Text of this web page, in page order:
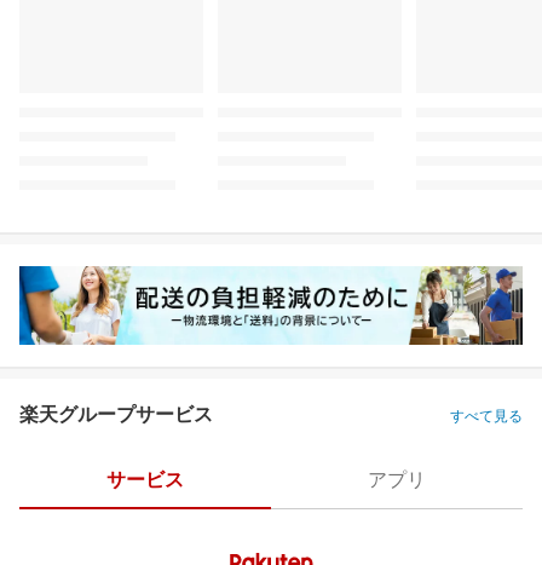
楽天グループサービス すべて見る
サービス アプリ